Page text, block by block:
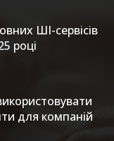
ШІ-сервісів
році
для компаній